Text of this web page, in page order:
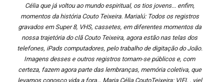
Célia que já voltou ao mundo espiritual, os tios jovens... enfim,
momentos da história Couto Teixeira. Marialú: Todos os registros
gravados em Super 8, VHS, cassetes, em diferentes momentos da
nossa trajetória do clã Couto Teixeira, agora estão nas telas dos
telefones, iPads computadores, pelo trabalho de digitação do João.
Imagens desses e outros registros tornam-se públicos e, com
certeza, fazem agora parte das lembranças, memória coletiva, que
levamos conosco vida a fora… Maria Célia CoutoTeixeira: VIEL , viel